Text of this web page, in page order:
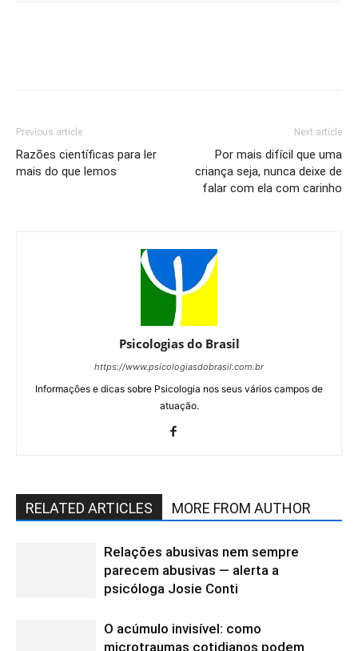
Previous article
Razões científicas para ler
mais do que lemos
Next article
Por mais difícil que uma
criança seja, nunca deixe de
falar com ela com carinho
Psicologias do Brasil
https://www.psicologiasdobrasil.com.br
Informações e dicas sobre Psicologia nos seus vários campos de
atuação.
RELATED ARTICLES MORE FROM AUTHOR
Relações abusivas nem sempre
parecem abusivas — alerta a
psicóloga Josie Conti
O acúmulo invisível: como
microtraumas cotidianos podem